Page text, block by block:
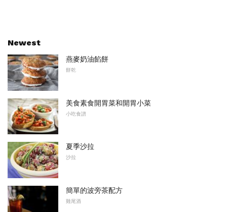
Newest
燕麥奶油餡餅
餅乾
美食素食開胃菜和開胃小菜
小吃食譜
夏季沙拉
沙拉
簡單的波旁茶配方
雞尾酒